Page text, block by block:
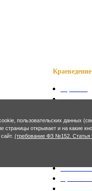
Краеведение
Наши
Святые
Сельское
пользовательских данных
открывает и на какие
(требование ФЗ №152. Статья